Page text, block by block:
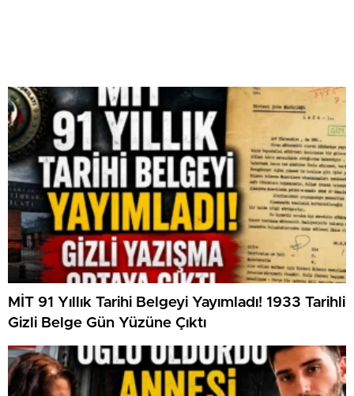
MİT 91 Yıllık Tarihi Belgeyi Yayımladı! 1933 Tarihli
Gizli Belge Gün Yüzüne Çıktı